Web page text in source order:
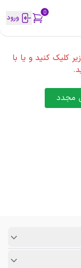
0 ورود
کلیک کنید و یا با
مجدد